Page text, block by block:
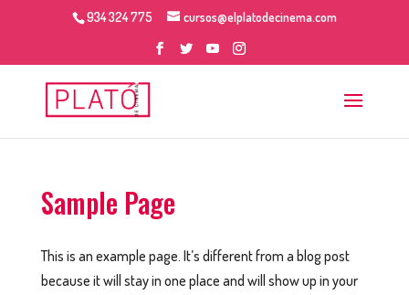
934 324 775 cursos@elplatodecinema.com
Sample Page
This is an example page. It’s different from a blog post
because it will stay in one place and will show up in your